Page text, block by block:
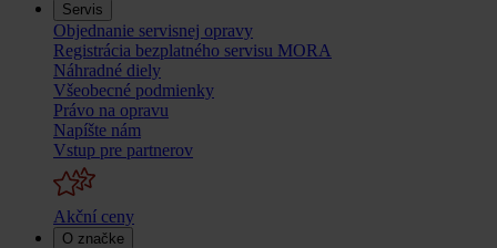
Servis
Objednanie servisnej opravy
Registrácia bezplatného servisu MORA
Náhradné diely
Všeobecné podmienky
Právo na opravu
Napíšte nám
Vstup pre partnerov
Akční ceny
O značke